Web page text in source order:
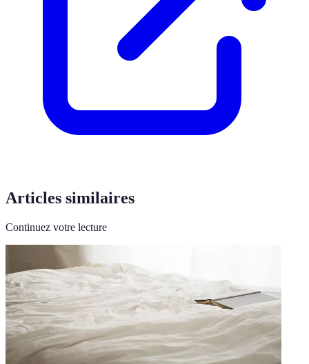
Articles similaires
Continuez votre lecture